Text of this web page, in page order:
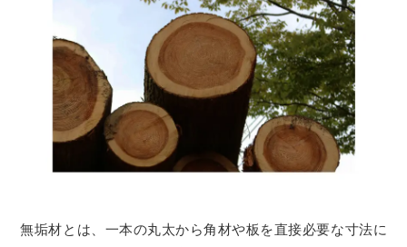
無垢材とは、一本の丸太から角材や板を直接必要な寸法に